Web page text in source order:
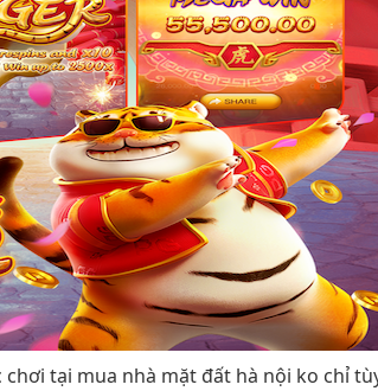
tại mua nhà mặt đất hà nội ko chỉ